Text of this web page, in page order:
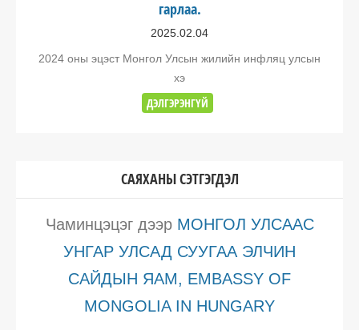
гарлаа.
2025.02.04
2024 оны эцэст Монгол Улсын жилийн инфляц улсын
хэ
ДЭЛГЭРЭНГҮЙ
САЯХАНЫ СЭТГЭГДЭЛ
Чаминцэцэгдээр МОНГОЛ УЛСААС
УНГАР УЛСАД СУУГАА ЭЛЧИН
САЙДЫН ЯАМ, EMBASSY OF
MONGOLIA IN HUNGARY